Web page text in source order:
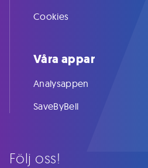
Följ oss!
Cookies
Våra appar
Analysappen
SaveByBell